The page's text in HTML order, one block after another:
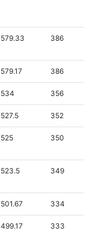
579.33 386
579.17 386
534 356
527.5 352
525 350
523.5 349
501.67 334
499.17 333